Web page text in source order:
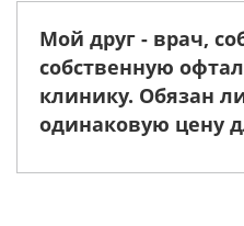
Мой друг - врач,
собственную
клинику. Обязан
одинаковую цену